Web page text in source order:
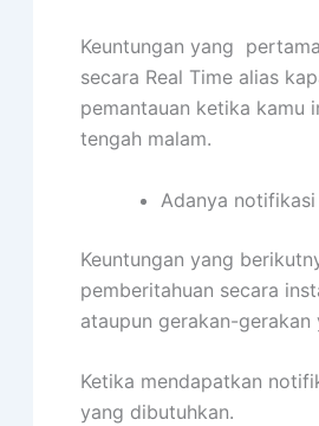
Keuntungan yang
secara Real Time alias
pemantauan ketika kamu
tengah malam.
Adanya
Keuntungan yang
pemberitahuan secara
ataupun gerakan-gerakan
Ketika mendapatkan
yang dibutuhkan.